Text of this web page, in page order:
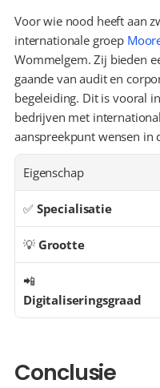
Voor wie nood heeft aan
internationale groep
Wommelgem. Zij bieden
gaande van audit en
begeleiding. Dit is vooral
bedrijven met
aanspreekpunt wensen in
Eigenschap
✅ Specialisatie
💡 Grootte
Digitaliseringsgraad
Conclusie